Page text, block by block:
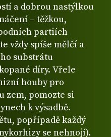
a dobrou nastýlkou
– těžkou,
partiích
vždy spíše mělčí a
substrátu
díry. Vřele
houby pro
zem, pomozte si
k výsadbě.
popřípadě každý
se nehnojí).